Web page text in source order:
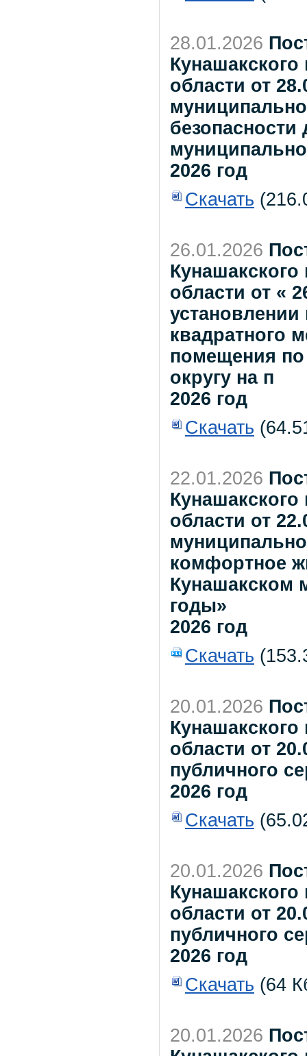
28.01.2026
области от
2026 год
Скачать
26.01.2026
области от «
квадратного
помещения
округу на п
2026 год
Скачать
22.01.2026
области от
комфортное
Кунашакском
годы»
2026 год
Скачать
20.01.2026
области от
публичного
2026 год
Скачать
20.01.2026
области от
публичного
2026 год
Скачать (64
20.01.2026